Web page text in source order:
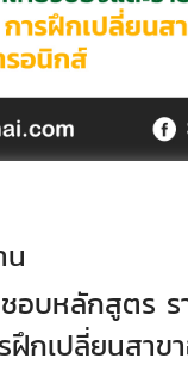
น
อบหลักสูตร ร
ฝึกเปลี่ยนสา